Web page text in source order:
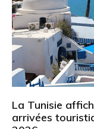
La Tunisie
arrivées